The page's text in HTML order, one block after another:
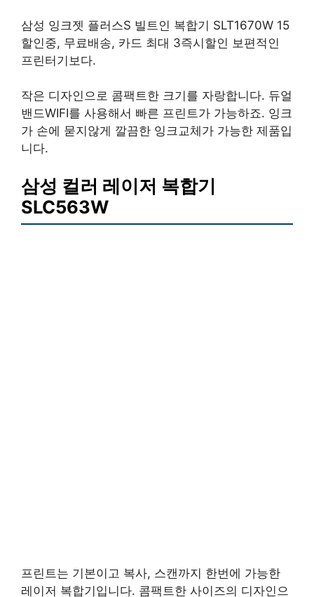
삼성 잉크젯 플러스S 빌트인 복합기 SLT1670W 15
할인중, 무료배송, 카드 최대 3즉시할인 보편적인
프린터기보다.
작은 디자인으로 콤팩트한 크기를 자랑합니다. 듀얼
밴드WIFI를 사용해서 빠른 프린트가 가능하죠. 잉크
가 손에 묻지않게 깔끔한 잉크교체가 가능한 제품입
니다.
삼성 컬러 레이저 복합기
SLC563W
프린트는 기본이고 복사, 스캔까지 한번에 가능한
레이저 복합기입니다. 콤팩트한 사이즈의 디자인으